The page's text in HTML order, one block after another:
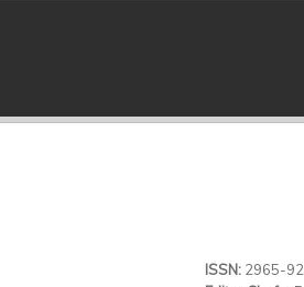
ISSN: 2965-